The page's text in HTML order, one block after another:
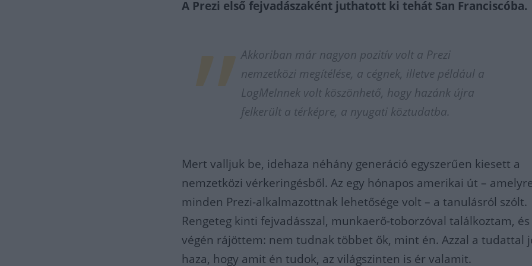
A Prezi első fejvadászaként juthatott ki tehát San Franciscóba.
Akkoriban már nagyon pozitív volt a Prezi
nemzetközi megítélése, a cégnek, illetve például a
LogMeInnek volt köszönhető, hogy hazánk újra
felkerült a térképre, a nyugati köztudatba.
Mert valljuk be, idehaza néhány generáció egyszerűen kiesett a
nemzetközi vérkeringésből. Az egy hónapos amerikai út –
minden Prezi-alkalmazottnak lehetősége volt – a tanulásról szólt.
Rengeteg kinti fejvadásszal, munkaerő-toborzóval találkoztam, és
végén rájöttem: nem tudnak többet ők, mint én. Azzal a tudattal
haza, hogy amit én tudok, az világszinten is ér valamit.